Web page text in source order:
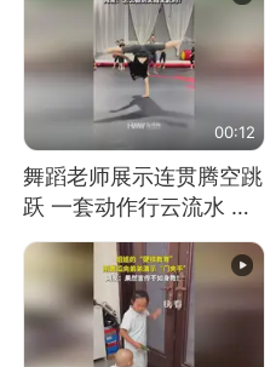
00:12
舞蹈老师展示连贯腾空跳
跃 一套动作行云流水 节
奏感拉满 网友：怎么做
到又舞又武的？